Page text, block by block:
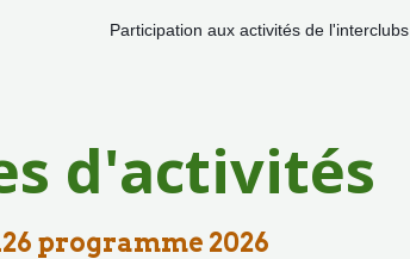
Participation aux activités de l'interclubs
d'activités
programme 2026